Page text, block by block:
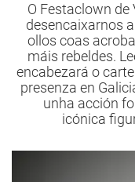
O Festaclown
desencaixarnos
ollos coas
máis rebeldes.
encabezará o
presenza en
unha acción
icónica